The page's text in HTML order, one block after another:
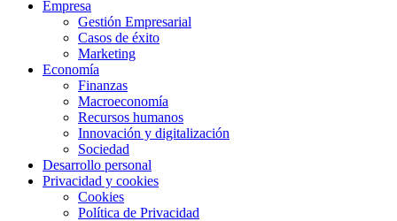
Empresa
Gestión Empresarial
Casos de éxito
Marketing
Economía
Finanzas
Macroeconomía
Recursos humanos
Innovación y digitalización
Sociedad
Desarrollo personal
Privacidad y cookies
Cookies
Política de Privacidad